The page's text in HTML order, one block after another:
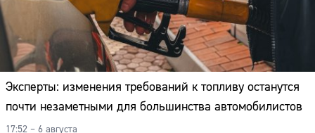
Эксперты: изменения требований к топливу останутся
почти незаметными для большинства автомобилистов
17:52 – 6 августа